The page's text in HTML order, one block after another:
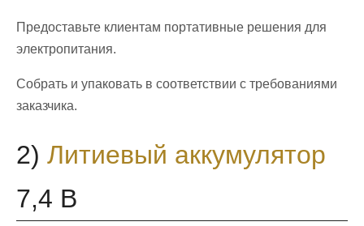
Предоставьте клиентам портативные решения для
электропитания.
Собрать и упаковать в соответствии с требованиями
заказчика.
2) Литиевый аккумулятор
7,4 В